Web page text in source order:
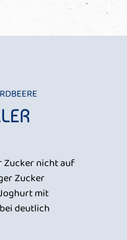
Zucker nicht auf
Zucker
mit
deutlich